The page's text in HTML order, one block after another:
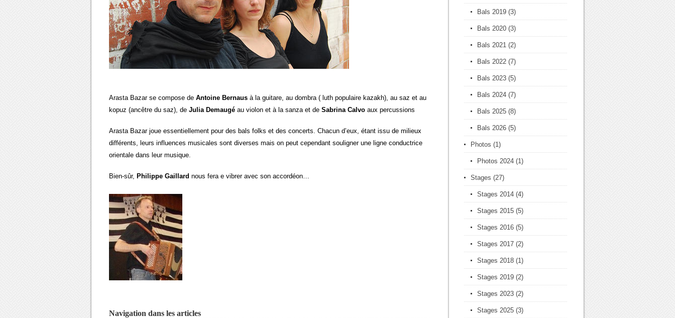
Arasta Bazar se compose de Antoine Bernaus à la guitare, au dombra ( luth populaire kazakh), au saz et au
kopuz (ancêtre du saz), de Julia Demaugé au violon et à la sanza et de Sabrina Calvo aux percussions
Arasta Bazar joue essentiellement pour des bals folks et des concerts. Chacun d’eux, étant issu de milieux
différents, leurs influences musicales sont diverses mais on peut cependant souligner une ligne conductrice
orientale dans leur musique.
Bien-sûr, Philippe Gaillard nous fera e vibrer avec son accordéon…
Navigation dans les articles
Bals 2019 (3)
Bals 2020 (3)
Bals 2021 (2)
Bals 2022 (7)
Bals 2023 (5)
Bals 2024 (7)
Bals 2025 (8)
Bals 2026 (5)
Photos (1)
Photos 2024 (1)
Stages (27)
Stages 2014 (4)
Stages 2015 (5)
Stages 2016 (5)
Stages 2017 (2)
Stages 2018 (1)
Stages 2019 (2)
Stages 2023 (2)
Stages 2025 (3)